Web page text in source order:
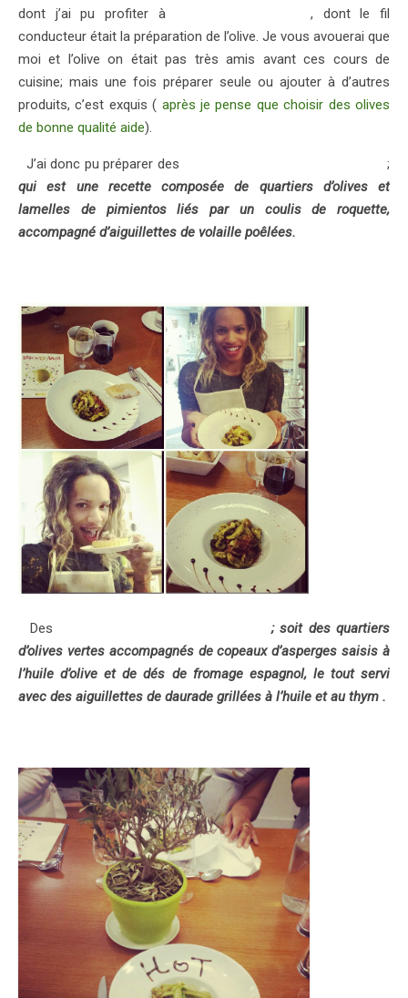
dont j’ai pu profiter à
, dont le fil
conducteur était la préparation de l’olive. Je vous avouerai que
moi et l’olive on était pas très amis avant ces cours de
cuisine; mais une fois préparer seule ou ajouter à d’autres
produits, c’est exquis ( après je pense que choisir des olives
de bonne qualité aide).
J’ai donc pu préparer des
;
qui est une recette composée de quartiers d’olives et
lamelles de pimientos liés par un coulis de roquette,
accompagné d’aiguillettes de volaille poêlées.
Des
; soit des quartiers
d’olives vertes accompagnés de copeaux d’asperges saisis à
l’huile d’olive et de dés de fromage espagnol, le tout servi
avec des aiguillettes de daurade grillées à l’huile et au thym .